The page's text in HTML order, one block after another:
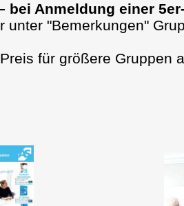
bei Anmeldung einer
unter "Bemerkungen"
für größere Gruppen